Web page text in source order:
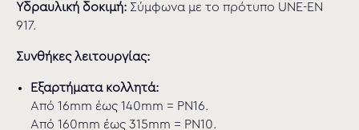
Υδραυλική δοκιμή: Σύμφωνα με το πρότυπο UNE-EN
917.
Συνθήκες λειτουργίας:
Εξαρτήματα κολλητά:
Από 16mm έως 140mm = PN16.
Από 160mm έως 315mm = PN10.